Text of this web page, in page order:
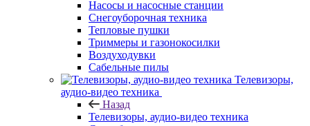
Насосы и насосные станции
Снегоуборочная техника
Тепловые пушки
Триммеры и газонокосилки
Воздуходувки
Сабельные пилы
Телевизоры,
аудио-видео техника
Назад
Телевизоры, аудио-видео техника